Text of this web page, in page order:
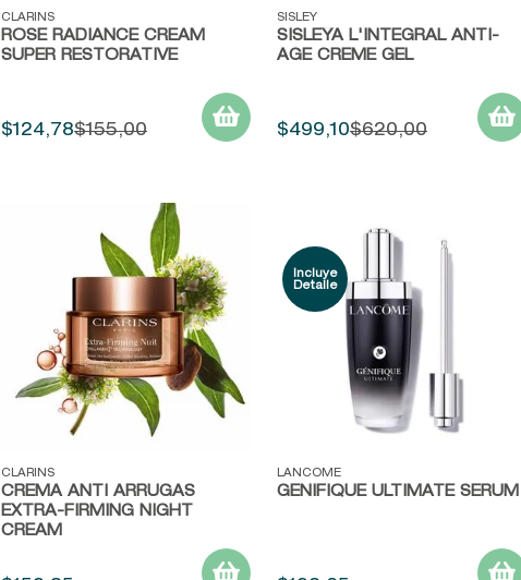
Vista rápida
CLARINS
ROSE RADIANCE CREAM
SUPER RESTORATIVE
$124, 78$155,00
Vista rápida
SISLEY
SISLEŸA L'INTEGRAL ANTI-
AGE CREME GEL
$499,10$620,00
Vista rápida
CLARINS
CREMA ANTI ARRUGAS
EXTRA-FIRMING NIGHT
CREAM
Vista rápida
LANCOME
GENIFIQUE ULTIMATE SERUM